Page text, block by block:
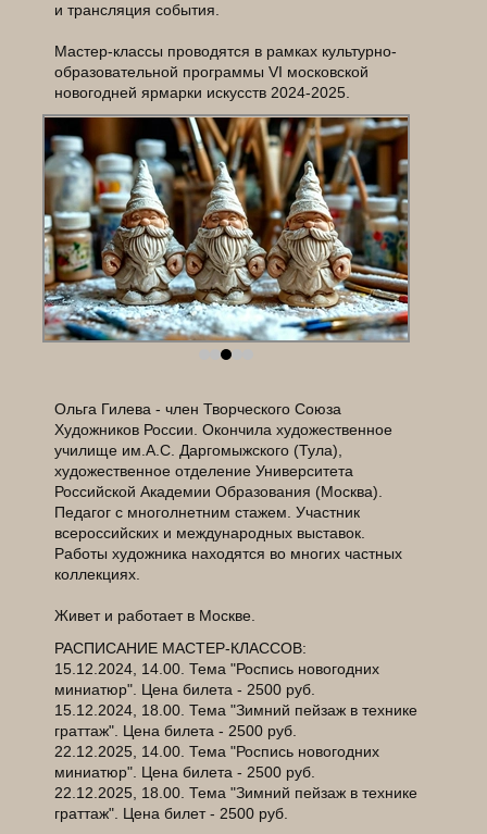
и трансляция события.
Мастер-классы проводятся в рамках культурно-
образовательной программы VI московской
новогодней ярмарки искусств 2024-2025.
Ольга Гилева - член Творческого Союза
Художников России. Окончила художественное
училище им.А.С. Даргомыжского (Тула),
художественное отделение Университета
Российской Академии Образования (Москва).
Педагог с многолнетним стажем. Участник
всероссийских и международных выставок.
Работы художника находятся во многих частных
коллекциях.
Живет и работает в Москве.
РАСПИСАНИЕ МАСТЕР-КЛАССОВ:
15.12.2024, 14.00. Тема "Роспись новогодних
миниатюр". Цена билета - 2500 руб.
15.12.2024, 18.00. Тема "Зимний пейзаж в технике
граттаж". Цена билета - 2500 руб.
22.12.2025, 14.00. Тема "Роспись новогодних
миниатюр". Цена билета - 2500 руб.
22.12.2025, 18.00. Тема "Зимний пейзаж в технике
граттаж". Цена билет - 2500 руб.